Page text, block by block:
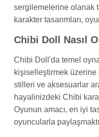
sergilemelerine olanak
karakter tasarımları,
Chibi Doll Nasıl
Chibi Doll'da temel
kişiselleştirmek üzerine
stilleri ve aksesuarlar
hayalinizdeki Chibi
Oyunun amacı, en iyi
oyuncularla